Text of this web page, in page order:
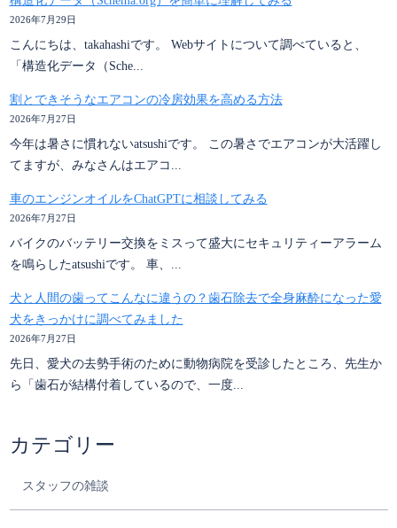
2026年7月29日
こんにちは、takahashiです。 Webサイトについて調べていると、
「構造化データ（Sche...
割とできそうなエアコンの冷房効果を高める方法
2026年7月27日
今年は暑さに慣れないatsushiです。 この暑さでエアコンが大活躍し
てますが、みなさんはエアコ...
車のエンジンオイルをChatGPTに相談してみる
2026年7月27日
バイクのバッテリー交換をミスって盛大にセキュリティーアラーム
を鳴らしたatsushiです。 車、...
犬と人間の歯ってこんなに違うの？歯石除去で全身麻酔になった愛
犬をきっかけに調べてみました
2026年7月27日
先日、愛犬の去勢手術のために動物病院を受診したところ、先生か
ら「歯石が結構付着しているので、一度...
カテゴリー
スタッフの雑談